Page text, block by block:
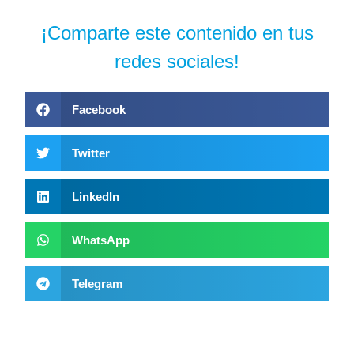
¡Comparte este contenido en tus
redes sociales!
Facebook
Twitter
LinkedIn
WhatsApp
Telegram